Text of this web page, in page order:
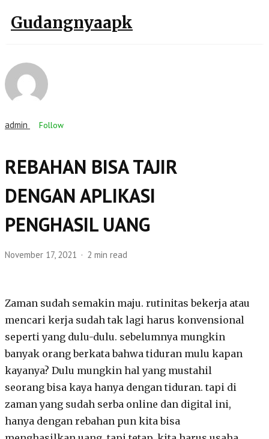
Gudangnyaapk
admin Follow
REBAHAN BISA TAJIR
DENGAN APLIKASI
PENGHASIL UANG
November 17, 2021 2 min read
Zaman sudah semakin maju. rutinitas bekerja atau
mencari kerja sudah tak lagi harus konvensional
seperti yang dulu-dulu. sebelumnya mungkin
banyak orang berkata bahwa tiduran mulu kapan
kayanya? Dulu mungkin hal yang mustahil
seorang bisa kaya hanya dengan tiduran. tapi di
zaman yang sudah serba online dan digital ini,
hanya dengan rebahan pun kita bisa